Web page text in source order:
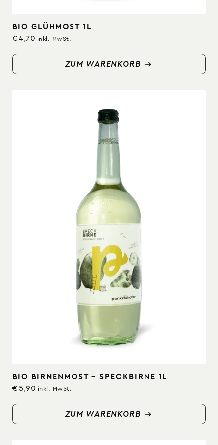
ZUM WARENKORB
ZUM WARENKORB
BIO GLÜHMOST 1L
€ 4,70 inkl. MwSt.
ZUM WARENKORB
ZUM WARENKORB
BIO BIRNENMOST – SPECKBIRNE 1L
€ 5,90 inkl. MwSt.